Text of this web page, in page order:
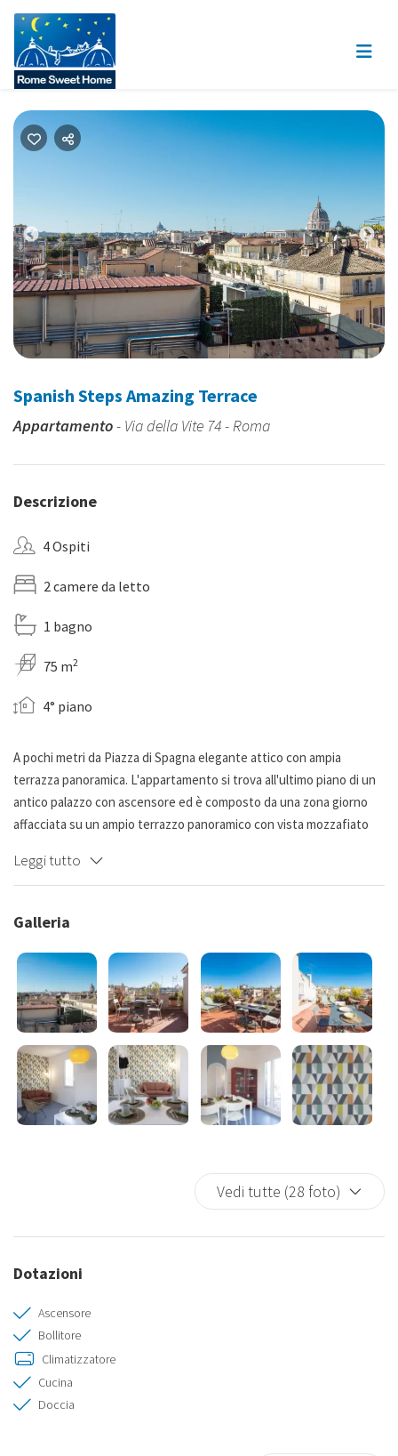
Previous
Spanish Steps Amazing Terrace
Appartamento- Via della Vite 74 - Roma
Descrizione
4 Ospiti
2 camere da letto
1 bagno
75 m2
4° piano
A pochi metri da Piazza di Spagna elegante attico con ampia
terrazza panoramica. L'appartamento si trova all'ultimo piano di un
antico palazzo con ascensore ed è composto da una zona giorno
affacciata su un ampio terrazzo panoramico con vista mozzafiato
bagno con doccia. Silenzioso e luminoso. Soluzione perfetta per
una famiglia o due coppie.
Leggi tutto
Galleria
Vedi tutte (28 foto)
Dotazioni
Ascensore
Bollitore
Climatizzatore
Cucina
Doccia